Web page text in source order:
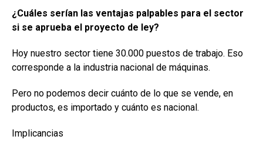
¿Cuáles serían las ventajas palpables para el sector
si se aprueba el proyecto de ley?
Hoy nuestro sector tiene 30.000 puestos de trabajo. Eso
corresponde a la industria nacional de máquinas.
Pero no podemos decir cuánto de lo que se vende, en
productos, es importado y cuánto es nacional.
Implicancias